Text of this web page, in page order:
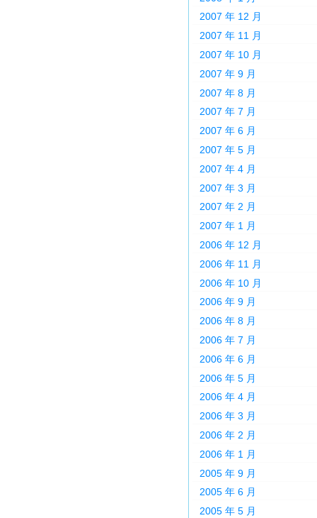
2007 年 12 月
2007 年 11 月
2007 年 10 月
2007 年 9 月
2007 年 8 月
2007 年 7 月
2007 年 6 月
2007 年 5 月
2007 年 4 月
2007 年 3 月
2007 年 2 月
2007 年 1 月
2006 年 12 月
2006 年 11 月
2006 年 10 月
2006 年 9 月
2006 年 8 月
2006 年 7 月
2006 年 6 月
2006 年 5 月
2006 年 4 月
2006 年 3 月
2006 年 2 月
2006 年 1 月
2005 年 9 月
2005 年 6 月
2005 年 5 月